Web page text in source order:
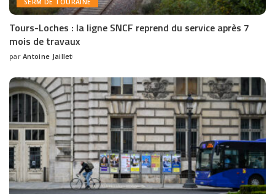
SERM DE TOURAINE
Tours-Loches : la ligne SNCF reprend du service après 7
mois de travaux
par Antoine Jaillet